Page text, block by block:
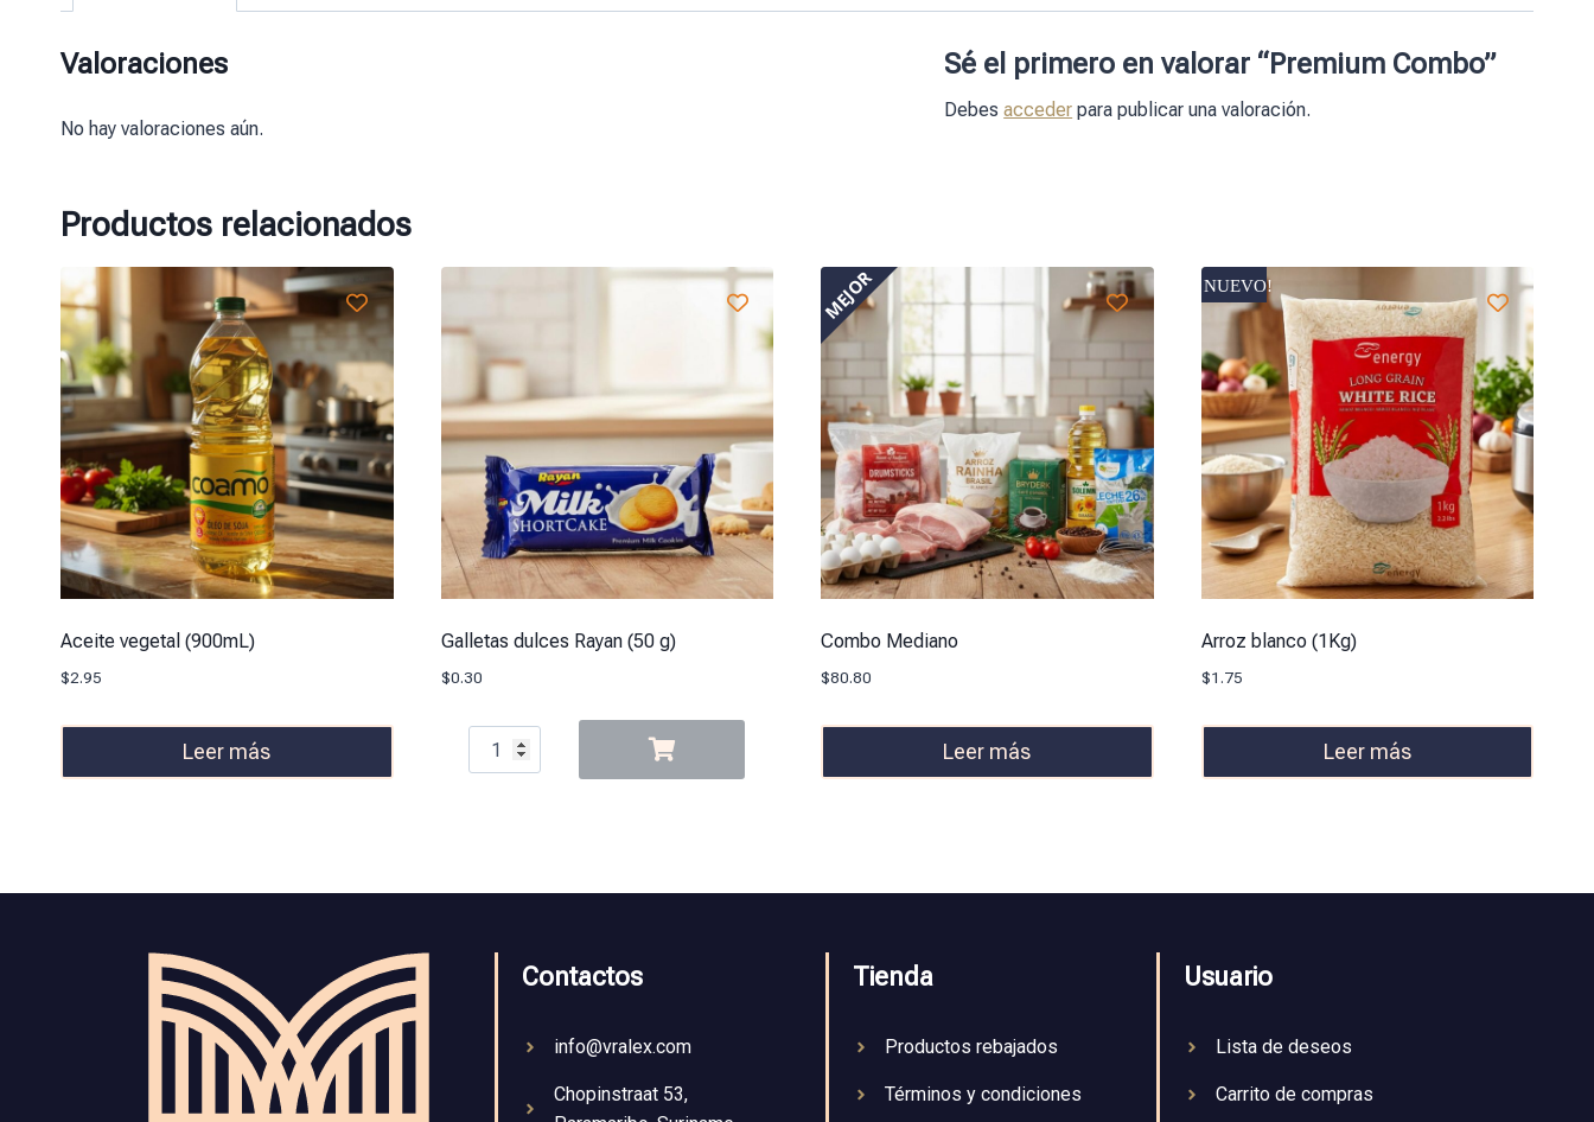
Valoraciones
No hay valoraciones aún.
Sé el primero en valorar “Premium Combo”
Debesacceder para publicar una valoración.
Productos relacionados
Aceite vegetal (900mL)
$2.95
Leer más
Galletas dulces Rayan (50 g)
$0.30
MEJOR
Combo Mediano
$80.80
Leer más
NUEVO!
Arroz blanco (1Kg)
$1.75
Leer más
Contactos
info@vralex.com
Chopinstraat 53,
Tienda
Productos rebajados
Términos y condiciones
Usuario
Lista de deseos
Carrito de compras